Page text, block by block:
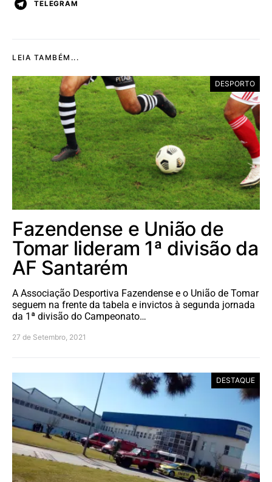
TELEGRAM
LEIA TAMBÉM...
DESPORTO
Fazendense e União de
Tomar lideram 1ª divisão da
AF Santarém
A Associação Desportiva Fazendense e o União de Tomar
seguem na frente da tabela e invictos à segunda jornada
da 1ª divisão do Campeonato…
27 de Setembro, 2021
DESTAQUE